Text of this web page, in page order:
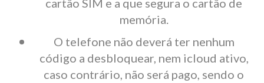
cartão SIM e a que segura o cartão de
memória.
O telefone não deverá ter nenhum
código a desbloquear, nem icloud ativo,
caso contrário, não será pago, sendo o